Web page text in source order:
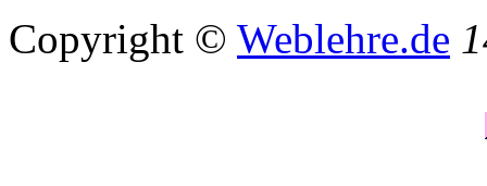
Copyright © Weblehre.de